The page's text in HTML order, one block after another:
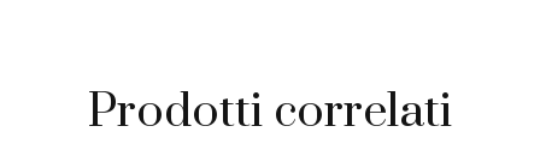
Prodotti correlati